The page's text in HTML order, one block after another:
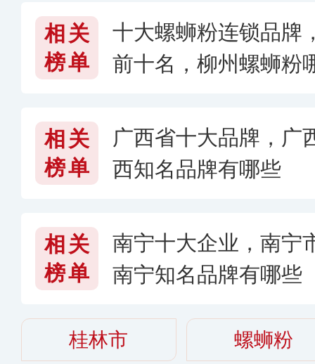
相关
榜单
十大螺蛳粉连锁品牌
前十名，柳州螺蛳粉
相关
榜单
广西省十大品牌，广
西知名品牌有哪些
相关
榜单
南宁十大企业，南宁
南宁知名品牌有哪些
桂林市 螺蛳粉